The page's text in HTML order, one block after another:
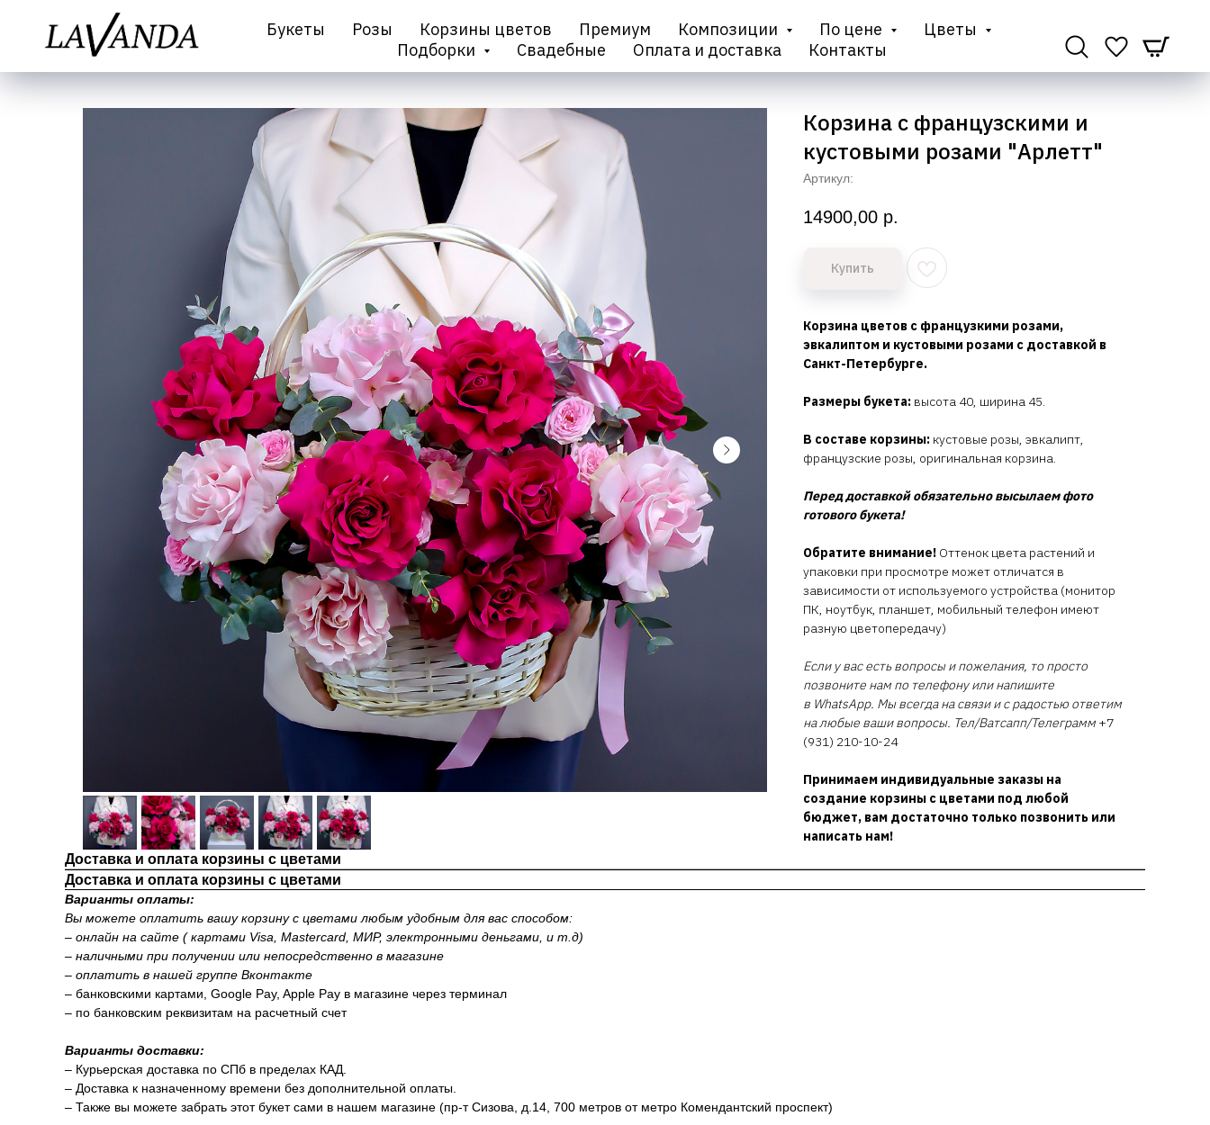
Букеты Розы Корзины цветов Премиум Композиции По цене
Цветы
Подборки
Свадебные Оплата и доставка Контакты
Корзина с французскими и
кустовыми розами "Арлетт"
Артикул:
14900,00 р.
Купить
Корзина цветов с французкими розами,
эвкалиптом и кустовыми розами с доставкой в
Санкт-Петербурге.
Размеры букета: высота 40, ширина 45.
В составе корзины: кустовые розы, эвкалипт,
французские розы, оригинальная корзина.
Перед доставкой обязательно высылаем фото
готового букета!
Обратите внимание! Оттенок цвета растений и
упаковки при просмотре может отличатся в
зависимости от используемого устройства (монитор
ПК, ноутбук, планшет, мобильный телефон имеют
разную цветопередачу)
Если у вас есть вопросы и пожелания, то просто
позвоните нам по телефону или напишите
в WhatsApp. Мы всегда на связи и с радостью ответим
на любые ваши вопросы. Тел/Ватсапп/Телеграмм +7
(931) 210-10-24
Принимаем индивидуальные заказы на
создание корзины с цветами под любой
бюджет, вам достаточно только позвонить или
написать нам!
Доставка и оплата корзины с цветами
Доставка и оплата корзины с цветами
Варианты оплаты:
Вы можете оплатить вашу корзину с цветами любым удобным для вас способом:
– онлайн на сайте ( картами Visa, Mastercard, МИР, электронными деньгами, и т.д)
– наличными при получении или непосредственно в магазине
– оплатить в нашей группе Вконтакте
– банковскими картами, Google Pay, Apple Pay в магазине через терминал
– по банковским реквизитам на расчетный счет
Варианты доставки:
– Курьерская доставка по СПб в пределах КАД.
– Доставка к назначенному времени без дополнительной оплаты.
– Также вы можете забрать этот букет сами в нашем магазине (пр-т Сизова, д.14, 700 метров от метро Комендантский проспект)